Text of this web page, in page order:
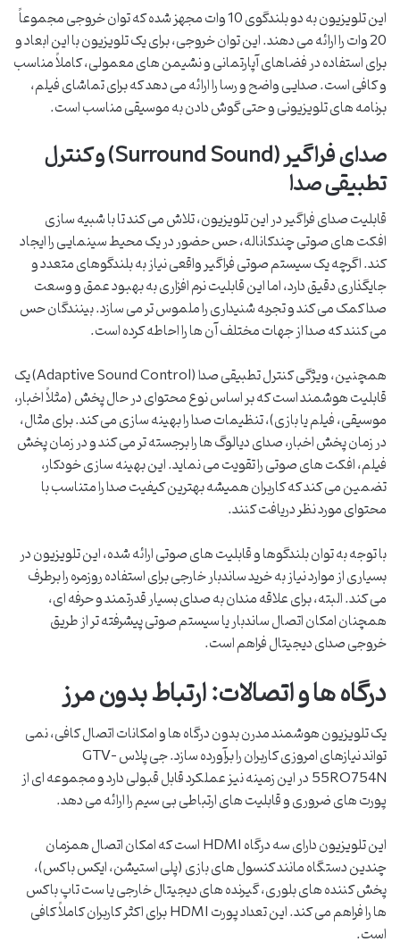
این تلویزیون به دو بلندگوی 10 وات مجهز شده که توان خروجی مجموعاً
20 وات را ارائه می دهند. این توان خروجی، برای یک تلویزیون با این ابعاد و
برای استفاده در فضاهای آپارتمانی و نشیمن های معمولی، کاملاً مناسب
و کافی است. صدایی واضح و رسا را ارائه می دهد که برای تماشای فیلم،
برنامه های تلویزیونی و حتی گوش دادن به موسیقی مناسب است.
صدای فراگیر (Surround Sound) و کنترل
تطبیقی صدا
قابلیت صدای فراگیر در این تلویزیون، تلاش می کند تا با شبیه سازی
افکت های صوتی چندکاناله، حس حضور در یک محیط سینمایی را ایجاد
کند. اگرچه یک سیستم صوتی فراگیر واقعی نیاز به بلندگوهای متعدد و
جایگذاری دقیق دارد، اما این قابلیت نرم افزاری به بهبود عمق و وسعت
صدا کمک می کند و تجربه شنیداری را ملموس تر می سازد. بینندگان حس
می کنند که صدا از جهات مختلف آن ها را احاطه کرده است.
همچنین، ویژگی کنترل تطبیقی صدا (Adaptive Sound Control) یک
قابلیت هوشمند است که بر اساس نوع محتوای در حال پخش (مثلاً اخبار،
موسیقی، فیلم یا بازی)، تنظیمات صدا را بهینه سازی می کند. برای مثال،
در زمان پخش اخبار، صدای دیالوگ ها را برجسته تر می کند و در زمان پخش
فیلم، افکت های صوتی را تقویت می نماید. این بهینه سازی خودکار،
تضمین می کند که کاربران همیشه بهترین کیفیت صدا را متناسب با
محتوای مورد نظر دریافت کنند.
با توجه به توان بلندگوها و قابلیت های صوتی ارائه شده، این تلویزیون در
بسیاری از موارد نیاز به خرید ساندبار خارجی برای استفاده روزمره را برطرف
می کند. البته، برای علاقه مندان به صدای بسیار قدرتمند و حرفه ای،
همچنان امکان اتصال ساندبار یا سیستم صوتی پیشرفته تر از طریق
خروجی صدای دیجیتال فراهم است.
درگاه ها و اتصالات: ارتباط بدون مرز
یک تلویزیون هوشمند مدرن بدون درگاه ها و امکانات اتصال کافی، نمی
تواند نیازهای امروزی کاربران را برآورده سازد. جی پلاس GTV-
55RQ754N در این زمینه نیز عملکرد قابل قبولی دارد و مجموعه ای از
پورت های ضروری و قابلیت های ارتباطی بی سیم را ارائه می دهد.
این تلویزیون دارای سه درگاه HDMI است که امکان اتصال همزمان
چندین دستگاه مانند کنسول های بازی (پلی استیشن، ایکس باکس)،
پخش کننده های بلوری، گیرنده های دیجیتال خارجی یا ست تاپ باکس
ها را فراهم می کند. این تعداد پورت HDMI برای اکثر کاربران کاملاً کافی
است.